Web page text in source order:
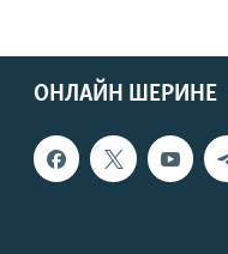
ОНЛАЙН ШЕРИНЕ